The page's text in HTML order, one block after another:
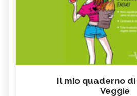
Il mio quaderno
Veggie